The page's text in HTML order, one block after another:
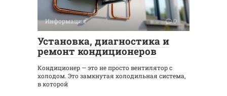
Информация 0
Установка, диагностика и
ремонт кондиционеров
Кондиционер — это не просто вентилятор с
холодом. Это замкнутая холодильная система,
в которой